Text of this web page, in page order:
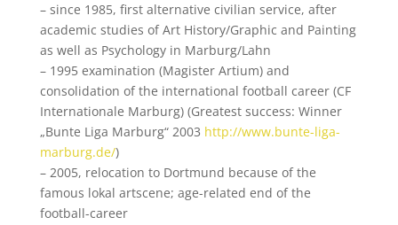
– since 1985, first alternative civilian service, after
academic studies of Art History/Graphic and Painting
as well as Psychology in Marburg/Lahn
– 1995 examination (Magister Artium) and
consolidation of the international football career (CF
Internationale Marburg) (Greatest success: Winner
„Bunte Liga Marburg“ 2003 http://www.bunte-liga-
marburg.de/)
– 2005, relocation to Dortmund because of the
famous lokal artscene; age-related end of the
football-career